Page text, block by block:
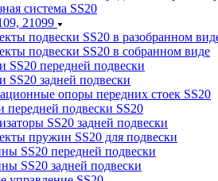
система SS20
21099
подвески SS20 в разобранном
подвески SS20 в собранном виде
SS20 передней подвески
SS20 задней подвески
опоры передних стоек SS20
передней подвески SS20
SS20 задней подвески
пружин SS20 для подвески
SS20 передней подвески
SS20 задней подвески